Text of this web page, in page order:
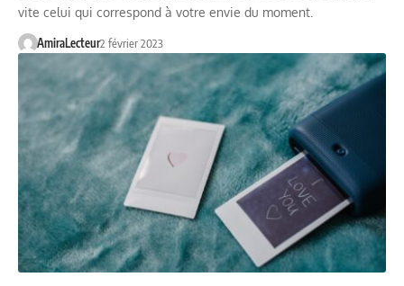
vite celui qui correspond à votre envie du moment.
AmiraLecteur2 février 2023